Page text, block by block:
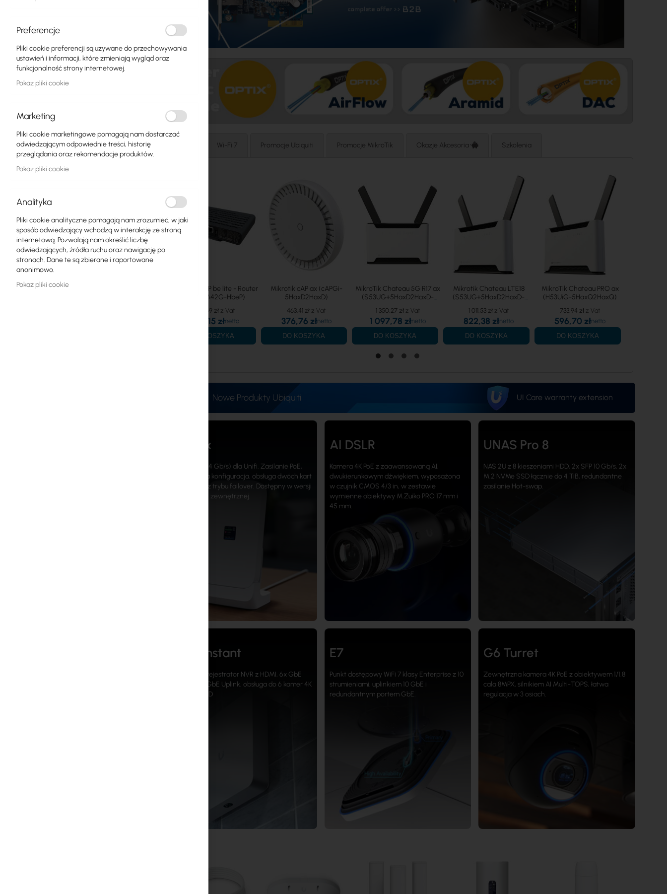
GPON
Kable LAN
Routery LTE/5G
Media Konwertery
Zewnętrzne urządzenia WiFi
Radiolinie
RouterBOARD
Gniazda i wtyki
Ograniczniki przepięć
Wi-Fi 7 Promocje Ubiquiti Promocje MikroTik Okazje Akcesoria Szkolenia
MikroTik hAP be lite - Router
Wifi 7 (A42G-HbeP)
291,69 zł
237,15 zł
DO KOSZYKA
Mikrotik cAP ax (cAPGi-
5HaxD2HaxD)
463,41 zł
376,76 zł
DO KOSZYKA
MikroTik Chateau 5G R17 ax
(S53UG+5HaxD2HaxD-
1 350,27 zł
1 097,78 zł
DO KOSZYKA
Mikrotik Chateau LTE18
(S53UG+5HaxD2HaxD-
1 011,53 zł
822,38 zł
DO KOSZYKA
MikroTik Chateau PRO ax
(H53UiG-5HaxQ2HaxQ)
733,94 zł
596,70 zł
DO KOSZYKA
Nowe Produkty Ubiquiti UI Care warranty extension
5G Max
Modem 5G (3,4 Gb/s) dla Unifi. Zasilanie PoE,
automatyczna konfiguracja, obsługa dwóch kart
SIM/eSIM oraz trybu failover. Dostępny w wersji
wewnętrznej i zewnętrznej.
AI DSLR
Kamera 4K PoE z zaawansowaną AI,
dwukierunkowym dźwiękiem, wyposażona
w czujnik CMOS 4/3 in, w zestawie
wymienne obiektywy M.Zuiko PRO 17 mm i
45 mm.
UNAS Pro 8
NAS 2U z 8 kieszeniami HDD, 2x SFP 10 Gb/s, 2x
M.2 NVMe SSD łącznie do 4 TiB, redundantne
zasilanie Hot-swap.
UNVR Instant
Kompaktowy rejestrator NVR z HDMI, 6x GbE
PoE RJ45 + 1x GbE Uplink, obsługa do 6 kamer 4K
lub 15 kamer HD
E7
Punkt dostępowy WiFi 7 klasy Enterprise z 10
strumieniami, uplinkiem 10 GbE i
redundantnym portem GbE.
G6 Turret
Zewnętrzna kamera 4K PoE z obiektywem 1/1.8
cala 8MPX, silnikiem AI Multi-TOPS, łatwa
regulacja w 3 osiach.
Preferencje
Pliki cookie preferencji są używane do przechowywania
ustawień i informacji, które zmieniają wygląd oraz
funkcjonalność strony internetowej.
Pokaż pliki cookie
Marketing
Pliki cookie marketingowe pomagają nam dostarczać
odwiedzającym odpowiednie treści, historię
przeglądania oraz rekomendacje produktów.
Pokaż pliki cookie
Analityka
Pliki cookie analityczne pomagają nam zrozumieć, w jaki
sposób odwiedzający wchodzą w interakcję ze stroną
internetową. Pozwalają nam określić liczbę
odwiedzających, źródła ruchu oraz nawigację po
stronach. Dane te są zbierane i raportowane
anonimowo.
Pokaż pliki cookie